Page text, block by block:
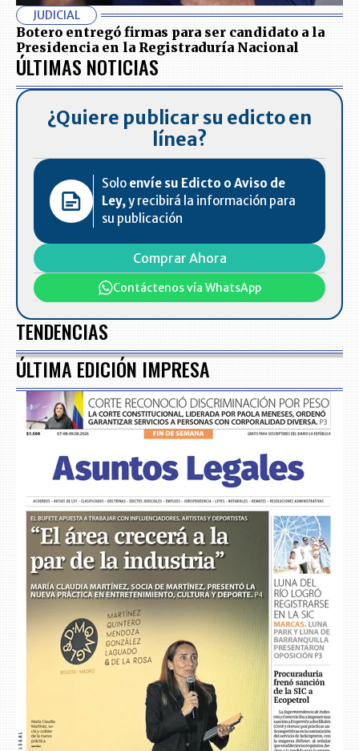
JUDICIAL
Botero entregó firmas para ser candidato a la
Presidencia en la Registraduría Nacional
ÚLTIMAS NOTICIAS
¿Quiere publicar su edicto en
línea?
Solo envíe su Edicto o Aviso de
Ley,y recibirá la información para
su publicación
Comprar Ahora
Contáctenos vía WhatsApp
TENDENCIAS
ÚLTIMA EDICIÓN IMPRESA